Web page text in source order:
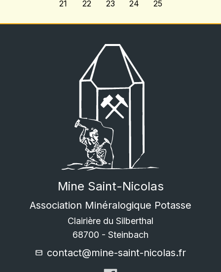
21 22 23 24 25
Mine Saint-Nicolas
Association Minéralogique Potasse
Clairière du Silberthal
68700 - Steinbach
contact@mine-saint-nicolas.fr